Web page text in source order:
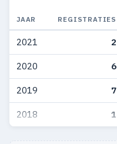
JAAR REGISTRATIES
2021 2
2020 6
2019 7
2018 1